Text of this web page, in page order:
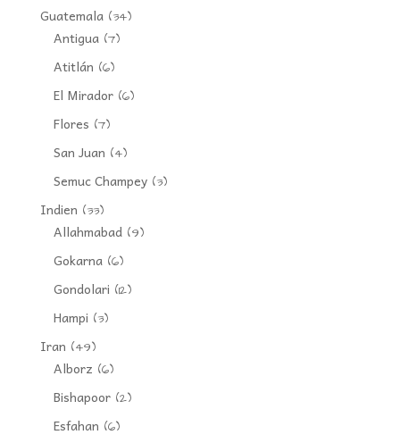
Guatemala(34)
Antigua(7)
Atitlán (6)
El Mirador(6)
Flores (7)
San Juan (4)
Semuc Champey(3)
Indien (33)
Allahmabad(9)
Gokarna(6)
Gondolari (12)
Hampi (3)
Iran (49)
Alborz (6)
Bishapoor(2)
Esfahan (6)